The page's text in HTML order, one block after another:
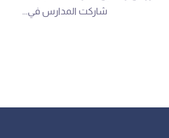
شاركت المدارس في...